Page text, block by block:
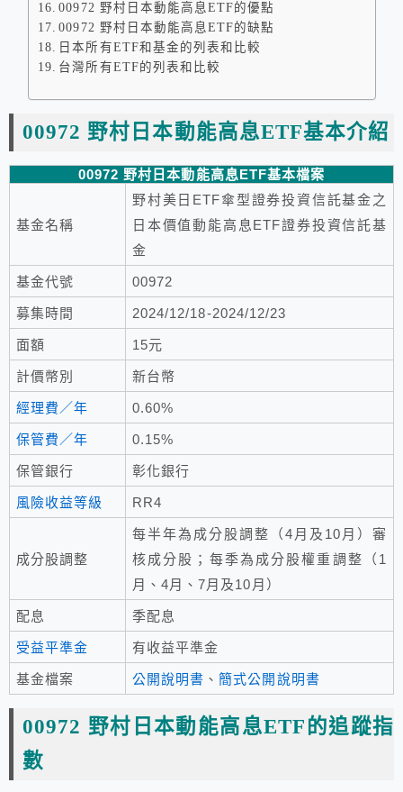
00972 野村日本動能高息ETF的優點
00972 野村日本動能高息ETF的缺點
日本所有ETF和基金的列表和比較
台灣所有ETF的列表和比較
00972 野村日本動能高息ETF基本介紹
00972 野村日本動能高息ETF基本檔案
基金名稱
野村美日ETF傘型證券投資信託基金之
日本價值動能高息ETF證券投資信託基
金
基金代號 00972
募集時間 2024/12/18-2024/12/23
面額 15元
計價幣別 新台幣
經理費／年 0.60%
保管費／年 0.15%
保管銀行 彰化銀行
風險收益等級 RR4
成分股調整
每半年為成分股調整（4月及10月）審
核成分股；每季為成分股權重調整（1
月、4月、7月及10月）
配息 季配息
受益平準金 有收益平準金
基金檔案 公開說明書 、簡式公開說明書
00972 野村日本動能高息ETF的追蹤指
數